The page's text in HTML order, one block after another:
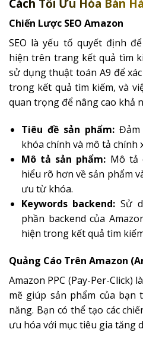
Chiến Lược SEO Amazon
SEO là yếu tố quyết định
hiện trên trang kết quả tìm
sử dụng thuật toán A9 để
trong kết quả tìm kiếm, và
quan trọng để nâng cao khả
Tiêu đề sản phẩm:
khóa chính và mô tả chính
Mô tả sản phẩm: Mô tả
hiểu rõ hơn về sản phẩm
ưu từ khóa.
Keywords backend: Sử
phần backend của
hiện trong kết quả tìm
Quảng Cáo Trên Amazon
Amazon PPC (Pay-Per-Click)
mẽ giúp sản phẩm của bạn
năng. Bạn có thể tạo các
ưu hóa với mục tiêu gia tăng